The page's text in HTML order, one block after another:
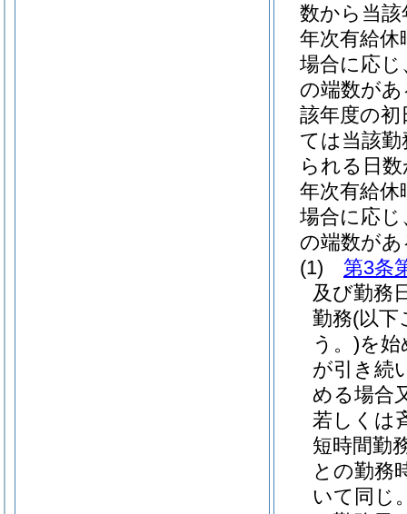
数から当
年次有給
場合に応じ
の端数が
該年度の
ては当該
られる日
年次有給
場合に応じ
の端数が
(1)
第3条
及び勤務
勤務(以下
う。)を始
が引き続
める場合
若しくは
短時間勤
との勤務
いて同じ